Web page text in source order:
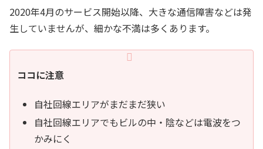
2020年4月のサービス開始以降、大きな通信障害などは発
生していませんが、細かな不満は多くあります。
ココに注意
自社回線エリアがまだまだ狭い
自社回線エリアでもビルの中・陰などは電波をつ
かみにく